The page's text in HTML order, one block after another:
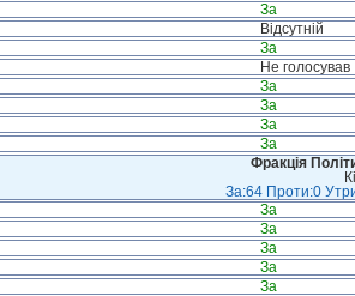
За
Відсутній
За
Не голосував
За
За
За
За
Фракція
За:64 Проти:0
За
За
За
За
За